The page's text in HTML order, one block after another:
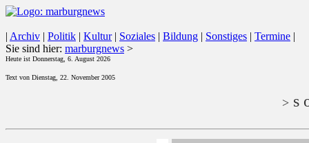
| Archiv | Politik | Kultur| Soziales | Bildung | Sonstiges | Termine |
Sie sind hier: marburgnews >
Heute ist Donnerstag, 6. August 2026
Text von Dienstag, 22. November 2005
> s